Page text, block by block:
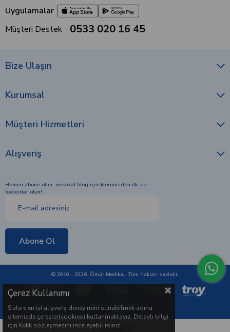
Uygulamalar
Müşteri Destek
0533 020 16 45
Bize Ulaşın
Kurumsal
Müşteri Hizmetleri
Alışveriş
Hemen abone olun, medikal blog içeriklerimizden ilk siz
haberdar olun!
Abone Ol
© 2010 - 2026 Ömür Medikal. Tüm hakları saklıdır.
Çerez Kullanımı
Sizlere en iyi alışveriş deneyimini sunabilmek adına
sitemizde çerezler(cookies) kullanmaktayız. Detaylı bilgi
için Kvkk sözleşmesini inceleyebilirsiniz.